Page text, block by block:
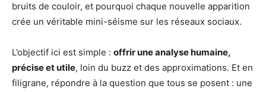
bruits de couloir, et pourquoi chaque nouvelle apparition
crée un véritable mini-séisme sur les réseaux sociaux.
L’objectif ici est simple : offrir une analyse humaine,
précise et utile, loin du buzz et des approximations. Et en
filigrane, répondre à la question que tous se posent : une